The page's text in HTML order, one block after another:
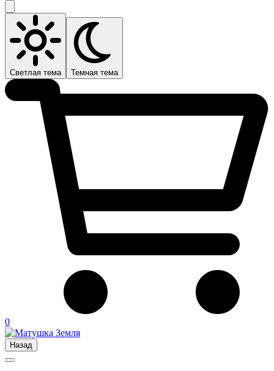
Светлая тема Темная тема
0
Назад